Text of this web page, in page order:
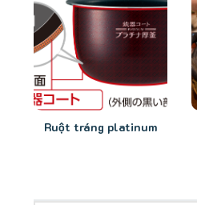
Ruột tráng platinum